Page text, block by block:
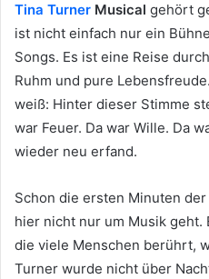
Tina Turner Musical gehört
ist nicht einfach nur ein
Songs. Es ist eine Reise
Ruhm und pure
weiß: Hinter dieser Stimme
war Feuer. Da war Wille. Da
wieder neu erfand.
Schon die ersten Minuten
hier nicht nur um Musik geht.
die viele Menschen berührt,
Turner wurde nicht über